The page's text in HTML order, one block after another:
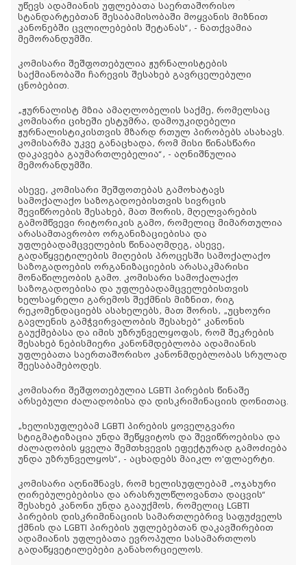
უწევს ადამიანის უფლებათა საერთაშორისო
სტანდარტებთან შესაბამისობაში მოყვანის მიზნით
კანონებში ცვლილებების შეტანას“, - ნათქვამია
მემორანდუმში.
კომისარი შეშფოთებულია ჟურნალისტების
საქმიანობაში ჩარევის შესახებ გავრცელებული
ცნობებით.
„ჟურნალისტ მზია ამაღლობელის საქმე, რომელსაც
კომისარი ციხეში ესტუმრა, დამოუკიდებელი
ჟურნალისტიკისთვის მზარდ რთულ პირობებს ასახავს.
კომისარმა უკვე განაცხადა, რომ მისი წინასწარი
დაკავება გაუმართლებელია“, - აღნიშნულია
მემორანდუმში.
ასევე, კომისარი შეშფოთებას გამოხატავს
სამოქალაქო საზოგადოებისთვის სივრცის
შევიწროების შესახებ, მათ შორის, მღელვარების
გამომწვევი რიტორიკის გამო, რომელიც მიმართულია
არასამთავრობო ორგანიზაციებისა და
უფლებადამცველების წინააღმდეგ, ასევე,
გადაწყვეტილების მიღების პროცესში სამოქალაქო
საზოგადოების ორგანიზაციების არასაკმარისი
მონაწილეობის გამო. კომისარი სამოქალაქო
საზოგადოებისა და უფლებადამცველებისთვის
ხელსაყრელი გარემოს შექმნის მიზნით, რიგ
რეკომენდაციებს ასახელებს, მათ შორის, „უცხოური
გავლენის გამჭვირვალობის შესახებ“ კანონის
გაუქმებასა და იმის უზრუნველყოფას, რომ შეკრების
შესახებ ნებისმიერი კანონმდებლობა ადამიანის
უფლებათა საერთაშორისო კანონმდებლობას სრულად
შეესაბამებოდეს.
კომისარი შეშფოთებულია LGBTI პირების წინაშე
არსებული ძალადობისა და დისკრიმინაციის დონითაც.
„ხელისუფლებამ LGBTI პირების ყოველგვარი
სტიგმატიზაცია უნდა შეწყვიტოს და შევიწროებისა და
ძალადობის ყველა შემთხვევის ეფექტურად გამოძიება
უნდა უზრუნველყოს“, - აცხადებს მაიკლ ო'ფლაერტი.
კომისარი აღნიშნავს, რომ ხელისუფლებამ „ოჯახური
ღირებულებებისა და არასრულწლოვანთა დაცვის“
შესახებ კანონი უნდა გააუქმოს, რომელიც LGBTI
პირების დისკრიმინაციის სამართლებრივ საფუძველს
ქმნის და LGBTI პირების უფლებებთან დაკავშირებით
ადამიანის უფლებათა ევროპული სასამართლოს
გადაწყვეტილებები განახორციელოს.